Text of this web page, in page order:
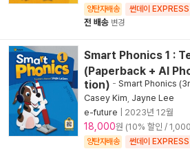
양탄자배송 썬데이 EXPRESS
전 배송 변경
Smart Phonics 1 :
(Paperback + AI
tion) - Smart Phonics
Casey Kim Jayne Lee
e-future
2023년 12월
18,000원 (10% 할인 /
양탄자배송 썬데이 EXPRESS